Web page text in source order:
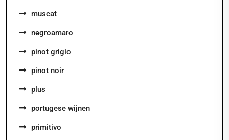
muscat
negroamaro
pinot grigio
pinot noir
plus
portugese wijnen
primitivo